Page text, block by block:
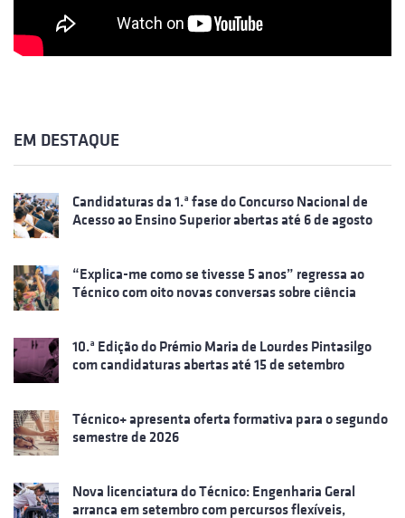
EM DESTAQUE
Candidaturas da 1.ª fase do Concurso Nacional de
Acesso ao Ensino Superior abertas até 6 de agosto
“Explica-me como se tivesse 5 anos” regressa ao
Técnico com oito novas conversas sobre ciência
10.ª Edição do Prémio Maria de Lourdes Pintasilgo
com candidaturas abertas até 15 de setembro
Técnico+ apresenta oferta formativa para o segundo
semestre de 2026
Nova licenciatura do Técnico: Engenharia Geral
arranca em setembro com percursos flexíveis,